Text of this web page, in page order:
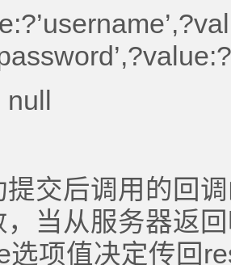
交后调用的回
，当从服务器返
选项值决定传回